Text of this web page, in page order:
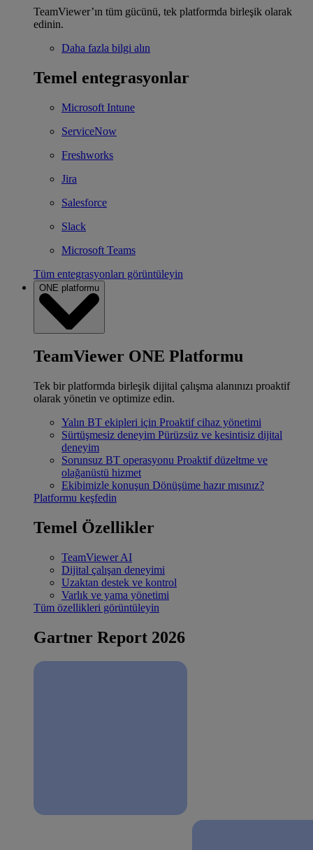
TeamViewer’ın tüm gücünü, tek platformda birleşik olarak
edinin.
Daha fazla bilgi alın
Temel entegrasyonlar
Microsoft Intune
ServiceNow
Freshworks
Jira
Salesforce
Slack
Microsoft Teams
Tüm entegrasyonları görüntüleyin
ONE platformu
TeamViewer ONE Platformu
Tek bir platformda birleşik dijital çalışma alanınızı proaktif
olarak yönetin ve optimize edin.
Yalın BT ekipleri için Proaktif cihaz yönetimi
Sürtüşmesiz deneyim Pürüzsüz ve kesintisiz dijital
deneyim
Sorunsuz BT operasyonu Proaktif düzeltme ve
olağanüstü hizmet
Ekibimizle konuşun Dönüşüme hazır mısınız?
Platformu keşfedin
Temel Özellikler
TeamViewer AI
Dijital çalışan deneyimi
Uzaktan destek ve kontrol
Varlık ve yama yönetimi
Tüm özellikleri görüntüleyin
Gartner Report 2026